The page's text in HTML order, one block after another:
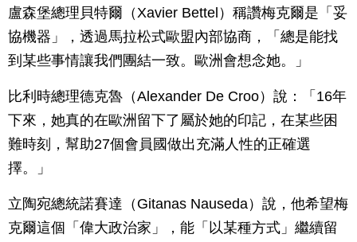
盧森堡總理貝特爾（Xavier Bettel）稱讚梅克爾是「妥
協機器」，透過馬拉松式歐盟內部協商，「總是能找
到某些事情讓我們團結一致。歐洲會想念她。」
比利時總理德克魯（Alexander De Croo）說：「16年
下來，她真的在歐洲留下了屬於她的印記，在某些困
難時刻，幫助27個會員國做出充滿人性的正確選
擇。」
立陶宛總統諾賽達（Gitanas Nauseda）說，他希望梅
克爾這個「偉大政治家」，能「以某種方式」繼續留